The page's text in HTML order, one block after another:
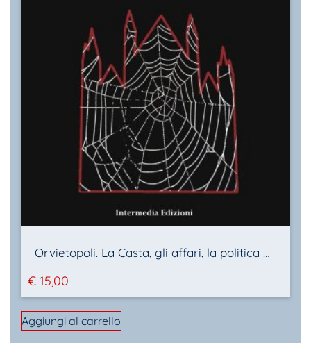
Orvietopoli. La Casta, gli affari, la politica all’ombra della Rupe
€ 15,00
Aggiungi al carrello